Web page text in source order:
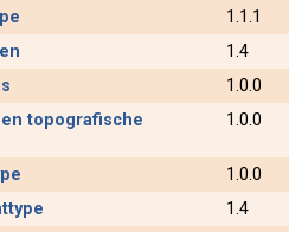
1.1.1
1.4
1.0.0
topografische
1.0.0
1.0.0
1.4